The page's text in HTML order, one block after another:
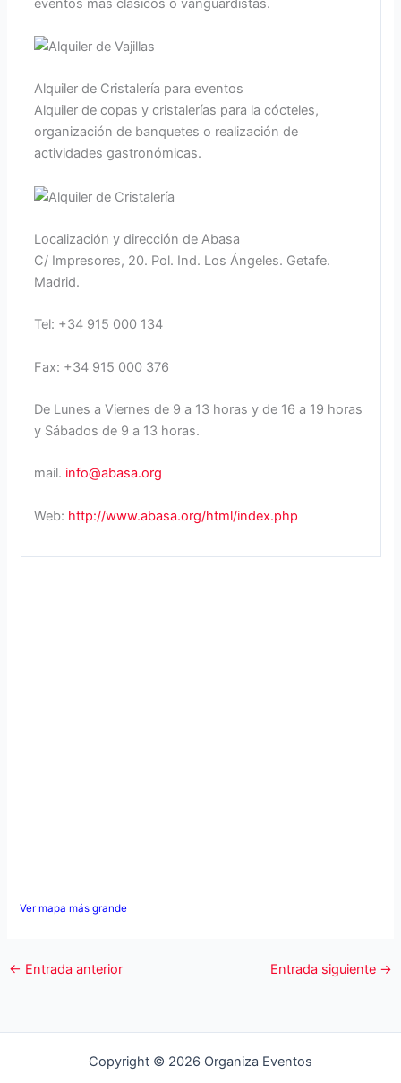
Alquiler de Cristalería para eventos
Alquiler de copas y cristalerías para la cócteles,
organización de banquetes o realización de
actividades gastronómicas.
Localización y dirección de Abasa
C/ Impresores, 20. Pol. Ind. Los Ángeles. Getafe.
Madrid.
Tel: +34 915 000 134
Fax: +34 915 000 376
De Lunes a Viernes de 9 a 13 horas y de 16 a 19 horas
y Sábados de 9 a 13 horas.
mail. info@abasa.org
Web: http://www.abasa.org/html/index.php
Ver mapa más grande
← Entrada anterior Entrada siguiente →
Copyright © 2026 Organiza Eventos